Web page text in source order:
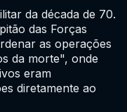
da década de 70.
das Forças
as operações
da morte", onde
eram
diretamente ao